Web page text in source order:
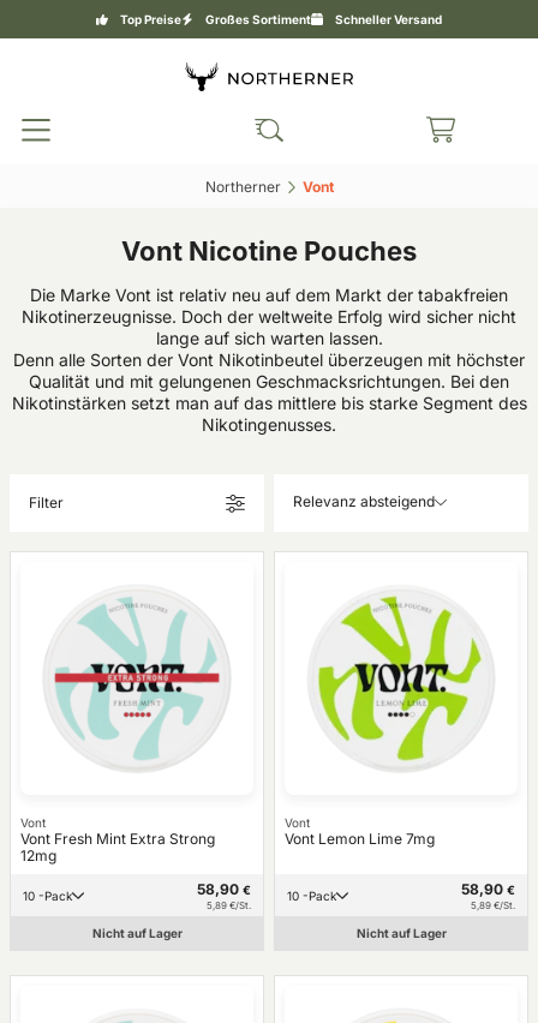
Top Preise Großes Sortiment Schneller Versand
Northerner‎ Vont‎
Vont Nicotine Pouches
Die Marke Vont ist relativ neu auf dem Markt der tabakfreien
Nikotinerzeugnisse. Doch der weltweite Erfolg wird sicher nicht
lange auf sich warten lassen.
Denn alle Sorten der Vont Nikotinbeutel überzeugen mit höchster
Qualität und mit gelungenen Geschmacksrichtungen. Bei den
Nikotinstärken setzt man auf das mittlere bis starke Segment des
Nikotingenusses.
Filter Relevanz absteigend
Vont
Vont Fresh Mint Extra Strong
12mg
10 -Pack 58,90 €
5,89 €/St.
Nicht auf Lager
Vont
Vont Lemon Lime 7mg
10 -Pack 58,90 €
5,89 €/St.
Nicht auf Lager